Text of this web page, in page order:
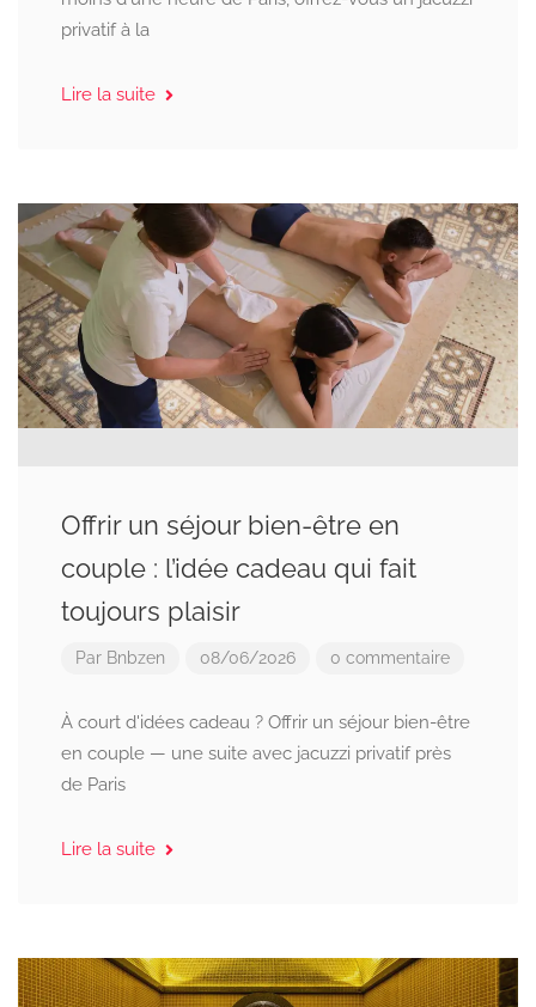
privatif à la
Lire la suite
Offrir un séjour bien-être en
couple : l’idée cadeau qui fait
toujours plaisir
Par Bnbzen 08/06/2026 0 commentaire
À court d'idées cadeau ? Offrir un séjour bien-être
en couple — une suite avec jacuzzi privatif près
de Paris
Lire la suite